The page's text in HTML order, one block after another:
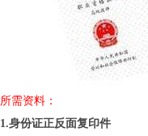
所需资料：
1.身份证正反面复印件